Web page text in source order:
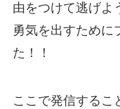
由をつけて逃げよ
勇気を出すために
た！！
ここで発信するこ